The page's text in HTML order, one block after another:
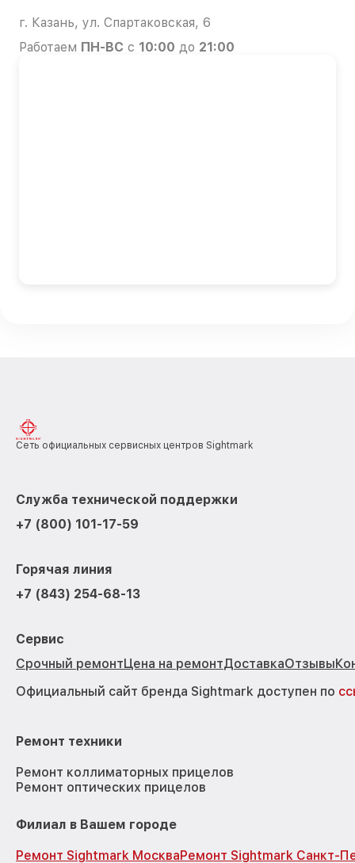
г. Казань, ул. Спартаковская, 6
Работаем ПН-ВС с 10:00 до 21:00
Сеть официальных сервисных центров Sightmark
Служба технической поддержки
+7 (800) 101-17-59
Горячая линия
+7 (843) 254-68-13
Сервис
Срочный ремонтЦена на ремонтДоставкаОтзывы
Официальный сайт бренда Sightmark доступен по
Ремонт техники
Ремонт коллиматорных прицелов
Ремонт оптических прицелов
Филиал в Вашем городе
Ремонт Sightmark МоскваРемонт Sightmark Санкт-